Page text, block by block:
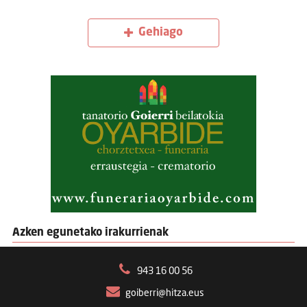
Gehiago
Azken egunetako irakurrienak
943 16 00 56
goiberri@hitza.eus